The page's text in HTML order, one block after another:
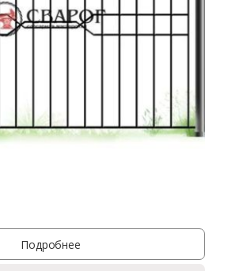
Подробнее